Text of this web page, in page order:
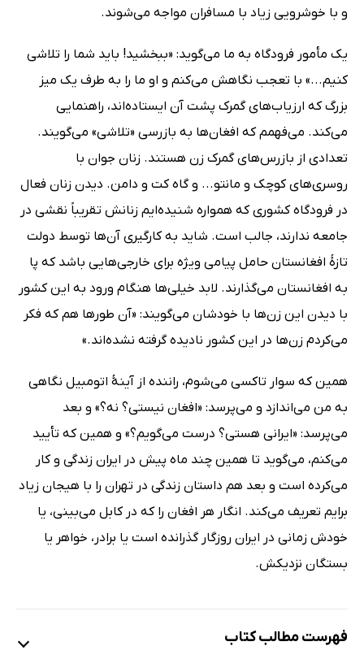
و با خوشرویی زیاد با مسافران مواجه می‌شوند.
یک مأمور فرودگاه به ما می‌گوید: «ببخشید! باید شما را تلاشی
کنیم...» با تعجب نگاهش می‌کنم و او ما را به طرف یک میز
بزرگ که ارزیاب‌های گمرک پشت آن ایستاده‌اند، راهنمایی
می‌کند. می‌فهمم که افغان‌ها به بازرسی «تلاشی» می‌گویند.
تعدادی از بازرس‌های گمرک زن هستند. زنان جوان با
روسری‌های کوچک و مانتو... و گاه کت و دامن. دیدن زنان فعال
در فرودگاه کشوری که همواره شنیده‌ایم زنانش تقریباً نقشی در
جامعه ندارند، جالب است. شاید به کارگیری آن‌ها توسط دولت
تازۀ افغانستان حامل پیامی ویژه‌ برای خارجی‌هایی باشد که پا
به افغانستان می‌گذارند. لابد خیلی‌ها هنگام ورود به این کشور
با دیدن این زن‌ها با خودشان می‌گویند: «آن طورها هم که فکر
می‌کردم زن‌ها در این کشور نادیده گرفته نشده‌اند.»
همین که سوار تاکسی می‌شوم، راننده از آینۀ اتومبیل نگاهی
به من می‌اندازد و می‌پرسد: «افغان نیستی؟ نه؟» و بعد
می‌پرسد: «ایرانی هستی؟ درست می‌گویم؟» و همین که تأیید
می‌کنم، می‌گوید تا همین چند ماه پیش در ایران زندگی و کار
می‌کرده است و بعد هم داستان زندگی در تهران را با هیجان زیاد
برایم تعریف می‌کند. انگار هر افغان را که در کابل می‌بینی، یا
خودش زمانی در ایران روزگار گذرانده است یا برادر، خواهر یا
بستگان نزدیکش.
فهرست مطالب کتاب